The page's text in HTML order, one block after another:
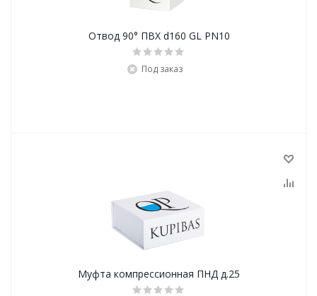
Отвод 90° ПВХ d160 GL PN10
Под заказ
Муфта компрессионная ПНД д.25